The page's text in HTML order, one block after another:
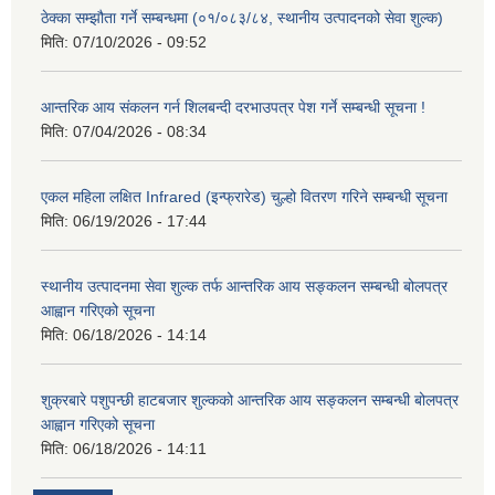
ठेक्का सम्झौता गर्ने सम्बन्धमा (०१/०८३/८४, स्थानीय उत्पादनको सेवा शुल्क)
मिति: 07/10/2026 - 09:52
आन्तरिक आय संकलन गर्न शिलबन्दी दरभाउपत्र पेश गर्ने सम्बन्धी सूचना !
मिति: 07/04/2026 - 08:34
एकल महिला लक्षित Infrared (इन्फ्रारेड) चुल्हो वितरण गरिने सम्बन्धी सूचना
मिति: 06/19/2026 - 17:44
स्थानीय उत्पादनमा सेवा शुल्क तर्फ आन्तरिक आय सङ्कलन सम्बन्धी बोलपत्र
आह्वान गरिएको सूचना
मिति: 06/18/2026 - 14:14
शुक्रबारे पशुपन्छी हाटबजार शुल्कको आन्तरिक आय सङ्कलन सम्बन्धी बोलपत्र
आह्वान गरिएको सूचना
मिति: 06/18/2026 - 14:11